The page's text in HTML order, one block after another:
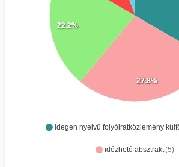
idegen nyelvű folyóiratközlemény
idézhető absztrakt(5)
27.8%
22.2%